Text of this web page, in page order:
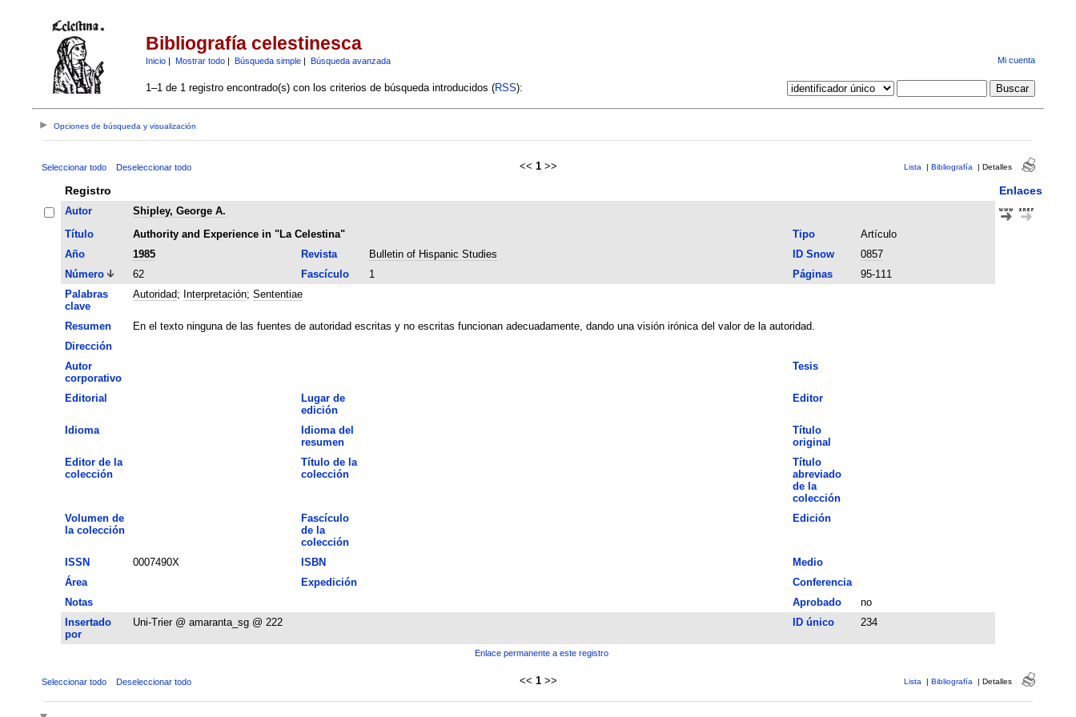
Bibliografía celestinesca
Inicio| Mostrar todo| Búsqueda simple| Búsqueda avanzada Mi cuenta
1–1 de 1 registro encontrado(s) con los criterios de búsqueda introducidos (RSS):
Opciones de búsqueda y visualización
Seleccionar todo Deseleccionar todo << 1 >> Lista | Bibliografía | Detalles
Registro Enlaces
Autor
Shipley, George A.
Título
Authority and Experience in "La Celestina" Tipo
Artículo
Año
1985 Revista Bulletin of Hispanic Studies ID Snow
0857
Número
62 Fascículo 1 Páginas
95-111
Palabras
clave
Autoridad; Interpretación; Sententiae
Resumen
En el texto ninguna de las fuentes de autoridad escritas y no escritas funcionan adecuadamente, dando una visión irónica del valor de la autoridad.
Dirección
Autor
corporativo
Tesis
Editorial
Lugar de
edición
Editor
Idioma
Idioma del
resumen
Título
original
Editor de la
colección
Título de la
colección
Título
abreviado
de la
colección
Volumen de
la colección
Fascículo
de la
colección
Edición
ISSN 0007490X ISBN
Medio
Área
Expedición
Conferencia
Notas
Aprobado
no
Insertado
por
Uni-Trier @ amaranta_sg @ 222 ID único 234
Enlace permanente a este registro
Seleccionar todo Deseleccionar todo << 1 >> Lista | Bibliografía | Detalles